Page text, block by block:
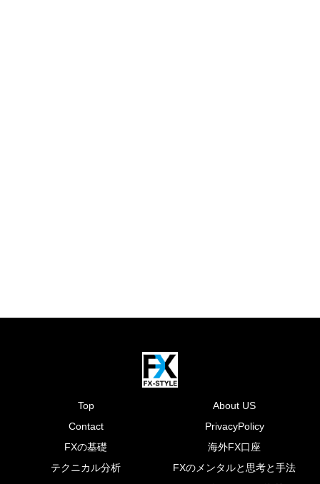
Top
About US
Contact
PrivacyPolicy
FXの基礎
海外FX口座
テクニカル分析
FXのメンタルと思考と手法